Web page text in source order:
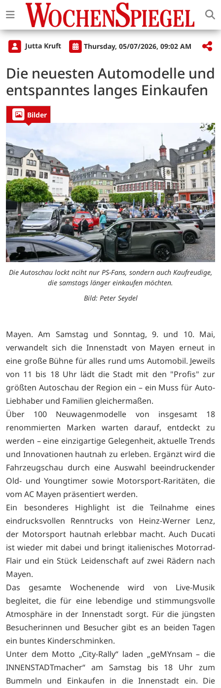
Jutta Kruft Thursday, 05/07/2026, 09:02 AM
Die neuesten Automodelle und
entspanntes langes Einkaufen
Bilder
Die Autoschau lockt nciht nur PS-Fans, sondern auch Kaufreudige,
die samstags länger einkaufen möchten.
Bild: Peter Seydel
Mayen. Am Samstag und Sonntag, 9. und 10. Mai,
verwandelt sich die Innenstadt von Mayen erneut in
eine große Bühne für alles rund ums Automobil. Jeweils
von 11 bis 18 Uhr lädt die Stadt mit den "Profis" zur
größten Autoschau der Region ein – ein Muss für Auto-
Liebhaber und Familien gleichermaßen.
Über 100 Neuwagenmodelle von insgesamt 18
renommierten Marken warten darauf, entdeckt zu
werden – eine einzigartige Gelegenheit, aktuelle Trends
und Innovationen hautnah zu erleben. Ergänzt wird die
Fahrzeugschau durch eine Auswahl beeindruckender
Old- und Youngtimer sowie Motorsport-Raritäten, die
vom AC Mayen präsentiert werden.
Ein besonderes Highlight ist die Teilnahme eines
eindrucksvollen Renntrucks von Heinz-Werner Lenz,
der Motorsport hautnah erlebbar macht. Auch Ducati
ist wieder mit dabei und bringt italienisches Motorrad-
Flair und ein Stück Leidenschaft auf zwei Rädern nach
Mayen.
Das gesamte Wochenende wird von Live-Musik
begleitet, die für eine lebendige und stimmungsvolle
Atmosphäre in der Innenstadt sorgt. Für die jüngsten
Besucherinnen und Besucher gibt es an beiden Tagen
ein buntes Kinderschminken.
Unter dem Motto „City-Rally“ laden „geMYnsam – die
INNENSTADTmacher“ am Samstag bis 18 Uhr zum
Bummeln und Einkaufen in die Innenstadt ein. Die